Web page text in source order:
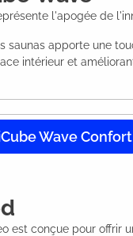
l'apogée de
saunas apporte une
intérieur et
Wave Confort
est conçue pour